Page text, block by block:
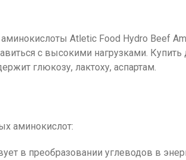
Atletic Food Hydro Beef
с высокими нагрузками.
глюкозу, лактоху, аспартам.
аминокислот:
в преобразовании углеводов в